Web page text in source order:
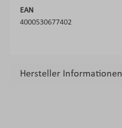
EAN
4000530677402
Hersteller Informationen